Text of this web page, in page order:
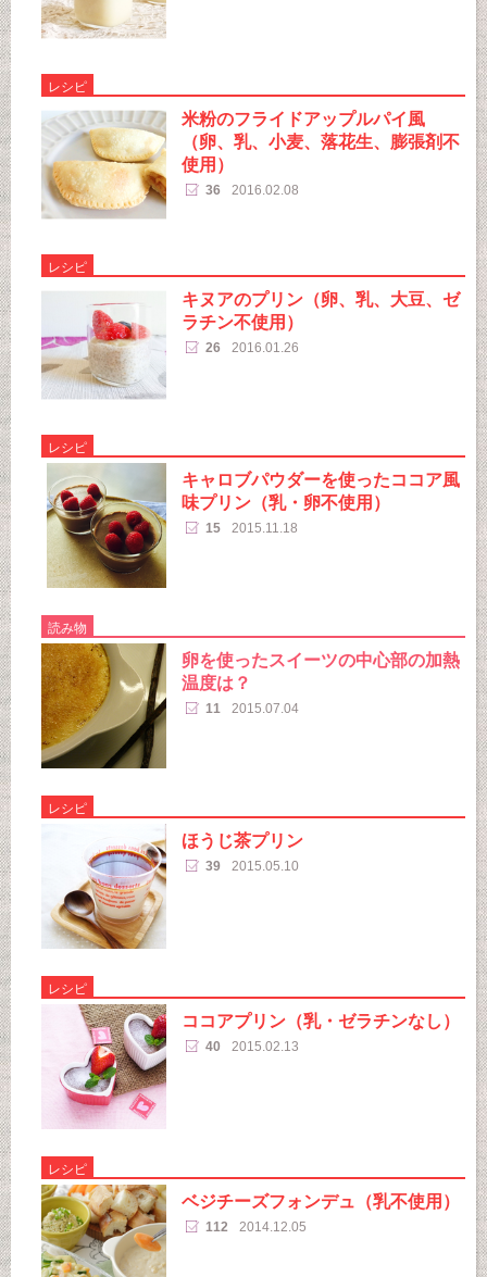
レシピ
米粉のフライドアップルパイ風
（卵、乳、小麦、落花生、膨張剤不
使用）
36 2016.02.08
レシピ
キヌアのプリン（卵、乳、大豆、ゼ
ラチン不使用）
26 2016.01.26
レシピ
キャロブパウダーを使ったココア風
味プリン（乳・卵不使用）
15 2015.11.18
読み物
卵を使ったスイーツの中心部の加熱
温度は？
11 2015.07.04
レシピ
ほうじ茶プリン
39 2015.05.10
レシピ
ココアプリン（乳・ゼラチンなし）
40 2015.02.13
レシピ
ベジチーズフォンデュ（乳不使用）
112 2014.12.05